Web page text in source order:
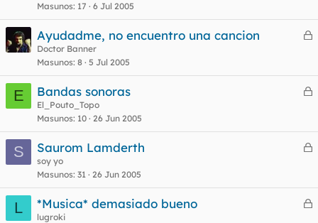
r
a
Masunos 17 6 Jul 2005
C
r
a
Ayudadme, no encuentro una cancion
Doctor Banner
Masunos 8 5 Jul 2005
E
C
r
a
Bandas sonoras
El_Pouto_Topo
Masunos 10 26 Jun 2005
S
C
r
a
Saurom Lamderth
soy yo
Masunos 31 26 Jun 2005
L
C
*Musica* demasiado bueno
lugroki